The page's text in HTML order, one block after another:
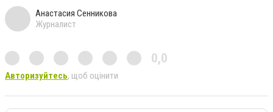
Анастасия Сенникова
Журналист
0,0
Авторизуйтесь, щоб оцінити